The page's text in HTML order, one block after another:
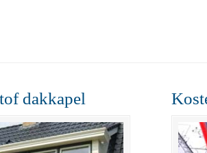
dakkapel